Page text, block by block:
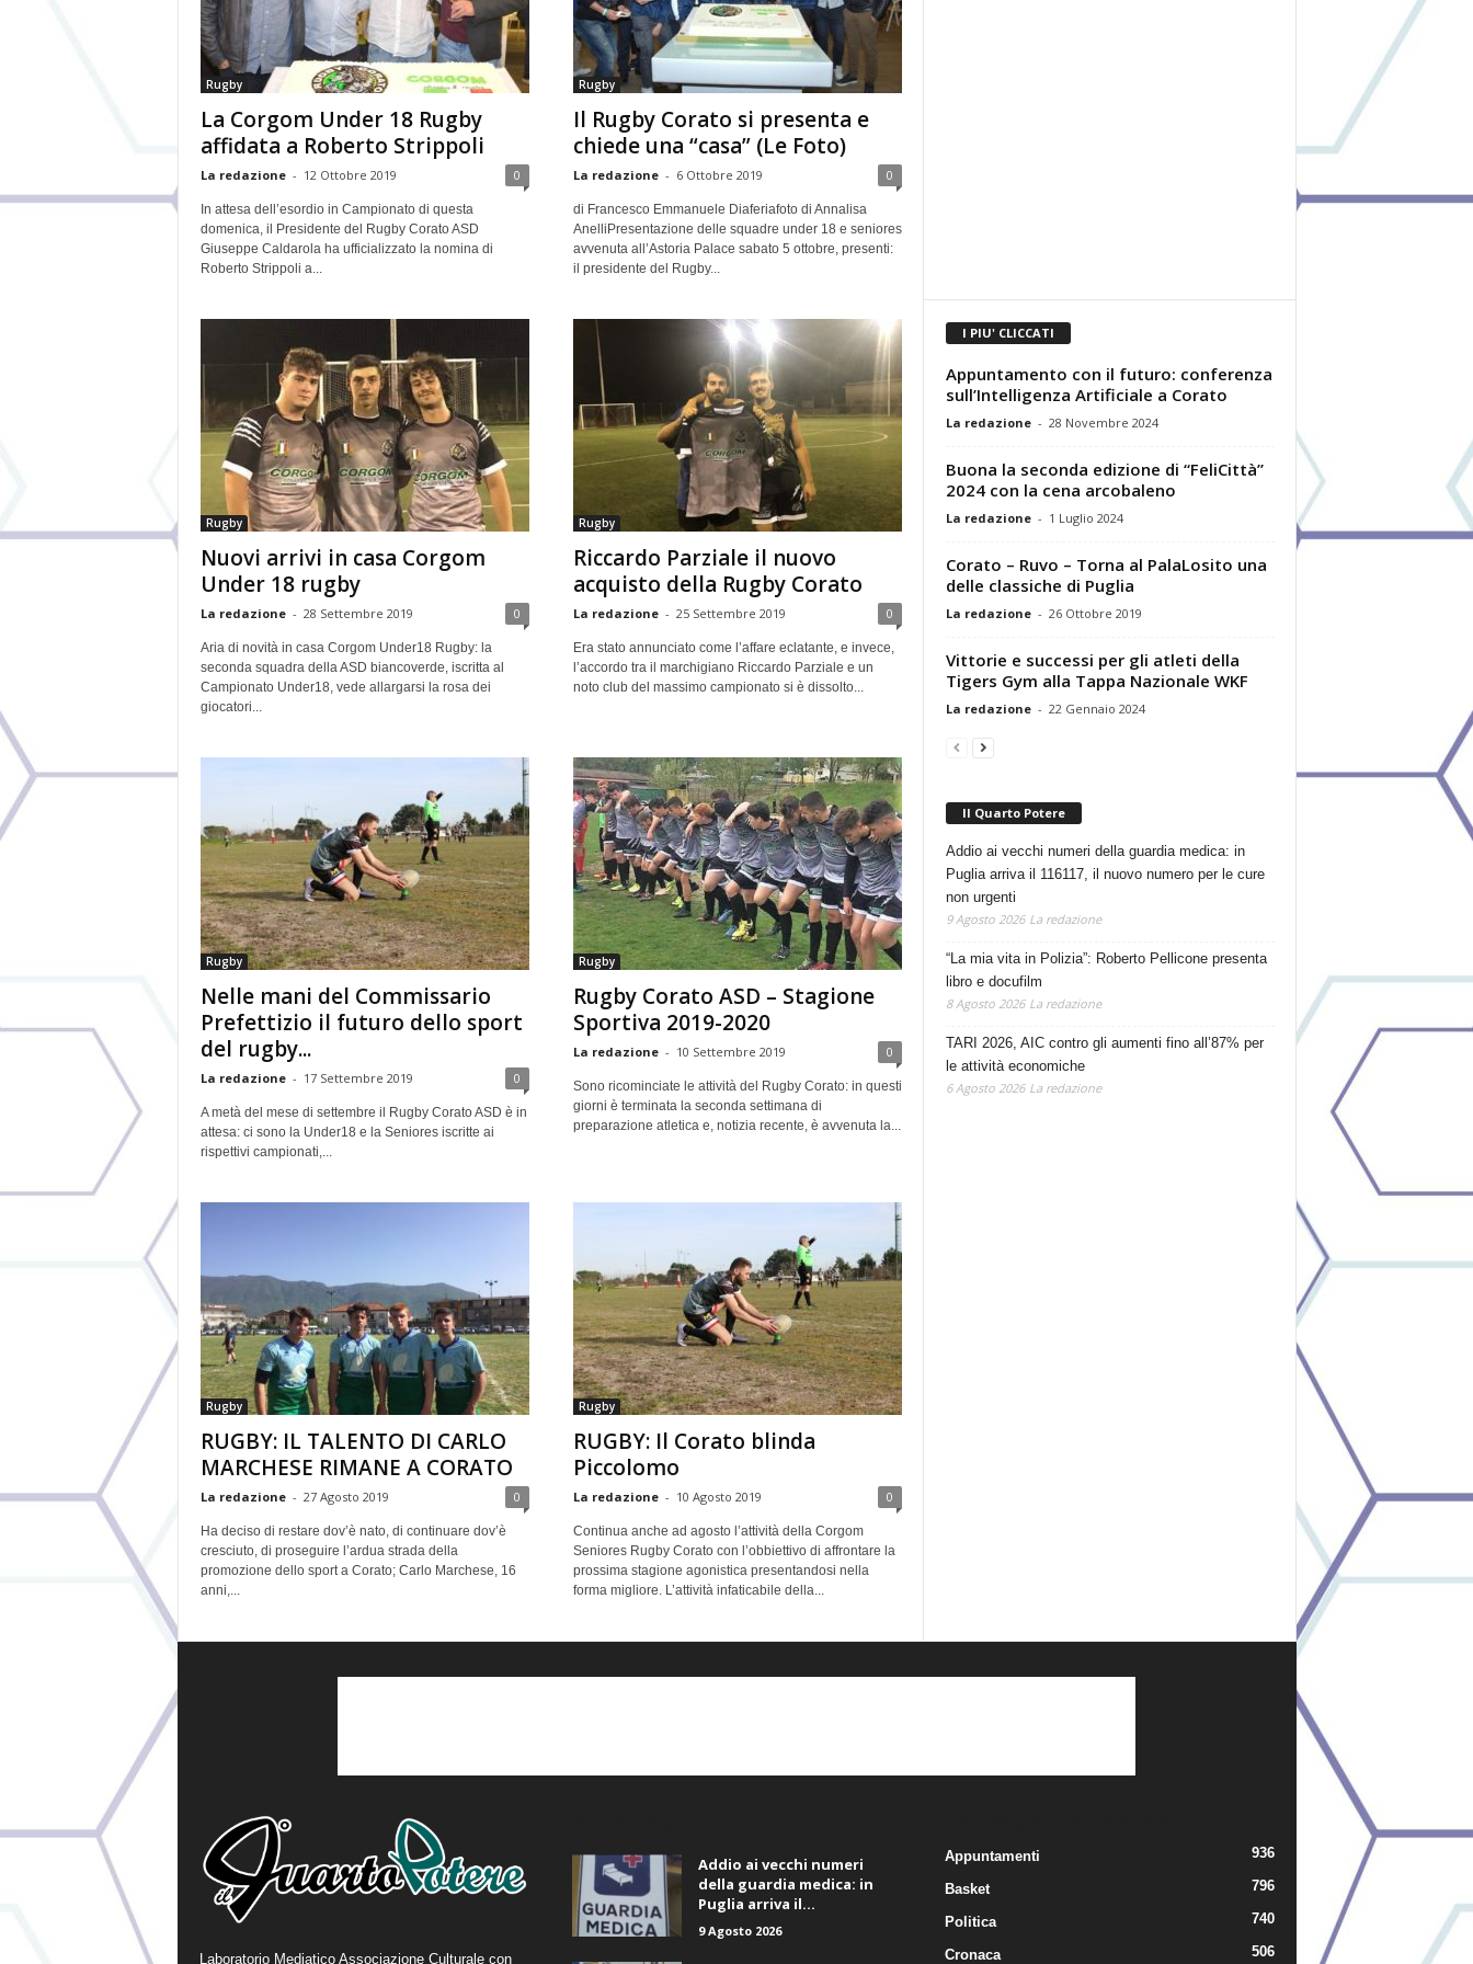
Rugby
La Corgom Under 18 Rugby
affidata a Roberto Strippoli
La redazione - 12 Ottobre 2019 0
In attesa dell’esordio in Campionato di questa
domenica, il Presidente del Rugby Corato ASD
Giuseppe Caldarola ha ufficializzato la nomina di
Roberto Strippoli a...
Rugby
Il Rugby Corato si presenta e
chiede una “casa” (Le Foto)
La redazione - 6 Ottobre 2019 0
di Francesco Emmanuele Diaferiafoto di Annalisa
AnelliPresentazione delle squadre under 18 e seniores
avvenuta all’Astoria Palace sabato 5 ottobre, presenti:
il presidente del Rugby...
Rugby
Nuovi arrivi in casa Corgom
Under 18 rugby
La redazione - 28 Settembre 2019 0
Aria di novità in casa Corgom Under18 Rugby: la
seconda squadra della ASD biancoverde, iscritta al
Campionato Under18, vede allargarsi la rosa dei
giocatori...
Rugby
Riccardo Parziale il nuovo
acquisto della Rugby Corato
La redazione - 25 Settembre 2019 0
Era stato annunciato come l’affare eclatante, e invece,
l’accordo tra il marchigiano Riccardo Parziale e un
noto club del massimo campionato si è dissolto...
Rugby
Nelle mani del Commissario
Prefettizio il futuro dello sport
del rugby...
La redazione - 17 Settembre 2019 0
A metà del mese di settembre il Rugby Corato ASD è in
attesa: ci sono la Under18 e la Seniores iscritte ai
rispettivi campionati,...
Rugby
Rugby Corato ASD – Stagione
Sportiva 2019-2020
La redazione - 10 Settembre 2019 0
Sono ricominciate le attività del Rugby Corato: in questi
giorni è terminata la seconda settimana di
preparazione atletica e, notizia recente, è avvenuta la...
Rugby
RUGBY: IL TALENTO DI CARLO
MARCHESE RIMANE A CORATO
La redazione - 27 Agosto 2019 0
Ha deciso di restare dov’è nato, di continuare dov’è
cresciuto, di proseguire l’ardua strada della
promozione dello sport a Corato; Carlo Marchese, 16
anni,...
Rugby
RUGBY: Il Corato blinda
Piccolomo
La redazione - 10 Agosto 2019 0
Continua anche ad agosto l’attività della Corgom
Seniores Rugby Corato con l’obbiettivo di affrontare la
prossima stagione agonistica presentandosi nella
forma migliore. L’attività infaticabile della...
I PIU' CLICCATI
Appuntamento con il futuro: conferenza
sull’Intelligenza Artificiale a Corato
La redazione - 28 Novembre 2024
Buona la seconda edizione di “FeliCittà”
2024 con la cena arcobaleno
La redazione - 1 Luglio 2024
Corato – Ruvo – Torna al PalaLosito una
delle classiche di Puglia
La redazione - 26 Ottobre 2019
Vittorie e successi per gli atleti della
Tigers Gym alla Tappa Nazionale WKF
La redazione - 22 Gennaio 2024
Il Quarto Potere
Addio ai vecchi numeri della guardia medica: in
Puglia arriva il 116117, il nuovo numero per le cure
non urgenti
9 Agosto 2026 La redazione
“La mia vita in Polizia”: Roberto Pellicone presenta
libro e docufilm
8 Agosto 2026 La redazione
TARI 2026, AIC contro gli aumenti fino all’87% per
le attività economiche
6 Agosto 2026 La redazione
Laboratorio Mediatico Associazione Culturale con
Addio ai vecchi numeri
della guardia medica: in
Puglia arriva il...
9 Agosto 2026
Appuntamenti 936
Basket 796
Politica 740
Cronaca 506